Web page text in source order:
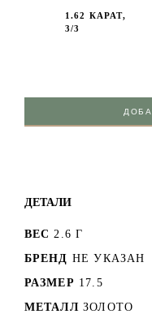
1.62 КАРАТ,
3/3
ДЕТАЛИ
ВЕС 2.6 Г
БРЕНД НЕ УКАЗАН
РАЗМЕР 17.5
МЕТАЛЛ ЗОЛОТО